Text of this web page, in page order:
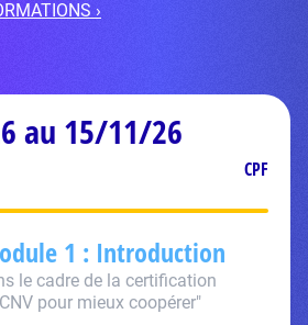
›
au 15/11/26
CPF
1 : Introduction
le cadre de la certification
pour mieux coopérer"